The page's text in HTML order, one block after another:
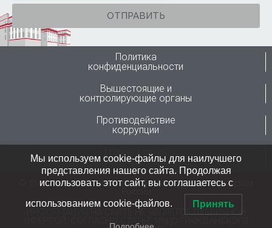
ОТПРАВИТЬ
Политика
конфиденциальности
Вышестоящие и
контролирующие органы
Противодействие
коррупции
Горячая линия
Минздрава России
© 1946-2024 ФГБУ “ННИИТО им. Я.Л.Цивьяна” Минздрава
ИНФОРМАЦИЯ НА САЙТЕ НЕ ЯВЛЯЕТСЯ ПУБЛИЧНОЙ
Мы используем cookie-файлы для наилучшего
представления нашего сайта. Продолжая
использовать этот сайт, вы соглашаетесь с
использованием cookie-файлов. Принять